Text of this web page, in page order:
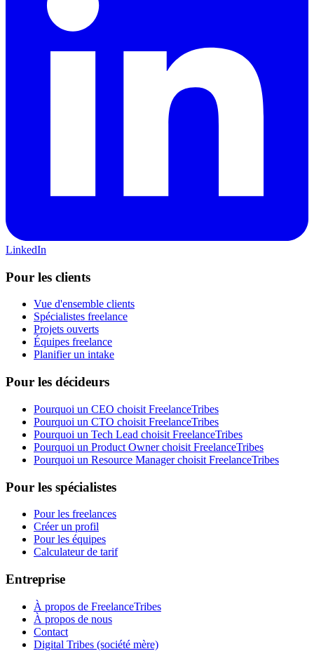
LinkedIn
Pour les clients
Vue d'ensemble clients
Spécialistes freelance
Projets ouverts
Équipes freelance
Planifier un intake
Pour les décideurs
Pourquoi un CEO choisit FreelanceTribes
Pourquoi un CTO choisit FreelanceTribes
Pourquoi un Tech Lead choisit FreelanceTribes
Pourquoi un Product Owner choisit FreelanceTribes
Pourquoi un Resource Manager choisit FreelanceTribes
Pour les spécialistes
Pour les freelances
Créer un profil
Pour les équipes
Calculateur de tarif
Entreprise
À propos de FreelanceTribes
À propos de nous
Contact
Digital Tribes (société mère)